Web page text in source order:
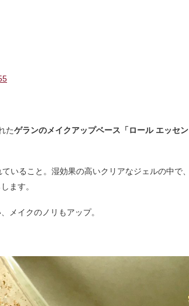
たゲランのメイクアップベース「ロール エッセン
いること。湿効果の高いクリアなジェルの中で、
ます。
メイクのノリもアップ。